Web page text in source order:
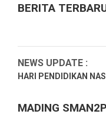
BERITA
NEWS UPDATE :
HARI PENDIDIKAN
MADING